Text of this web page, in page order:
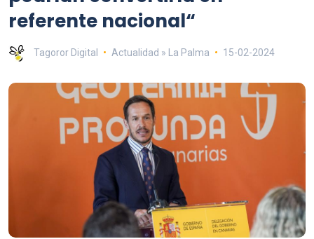
referente nacional“
Tagoror Digital Actualidad » La Palma 15-02-2024